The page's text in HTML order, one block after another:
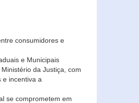
consumidores e
e Municipais
da Justiça, com
e incentiva a
se comprometem em